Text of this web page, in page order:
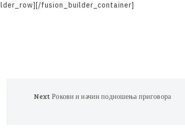
lder row][/fusion builder container]
Next Рокови и начин подношења приговора